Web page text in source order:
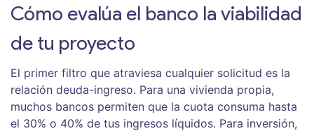
Cómo evalúa el banco la viabilidad
de tu proyecto
El primer filtro que atraviesa cualquier solicitud es la
relación deuda-ingreso. Para una vivienda propia,
muchos bancos permiten que la cuota consuma hasta
el 30% o 40% de tus ingresos líquidos. Para inversión,